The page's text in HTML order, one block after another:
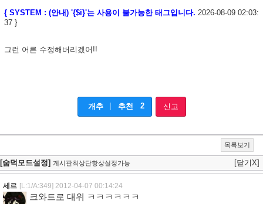
{ SYSTEM : (안내) '{$i}'는 사용이 불가능한 태그입니다. 2026-08-09 02:03:
37 }
그런 어른 수정해버리겠어!!
개추 추천 2 신고
목록보기
[숨덕모드설정] 게시판최상단항상설정가능 [닫기X]
세르 [L:1/A:349] 2012-04-07 00:14:24
크와트로 대위 ㅋㅋㅋㅋㅋㅋ